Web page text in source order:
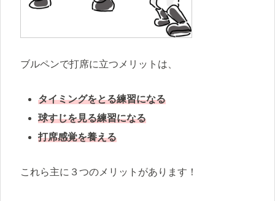
ブルペンで打席に立つメリットは、
タイミングをとる練習になる
球すじを見る練習になる
打席感覚を養える
これら主に３つのメリットがあります！